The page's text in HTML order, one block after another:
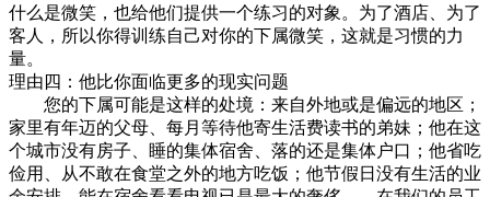
什么是微笑，也给他们提供一个练习的对象。为了酒店、为了
客人，所以你得训练自己对你的下属微笑，这就是习惯的力
量。
理由四：他比你面临更多的现实问题
您的下属可能是这样的处境：来自外地或是偏远的地区；
家里有年迈的父母、每月等待他寄生活费读书的弟妹；他在这
个城市没有房子、睡的集体宿舍、落的还是集体户口；他省吃
俭用、从不敢在食堂之外的地方吃饭；他节假日没有生活的业